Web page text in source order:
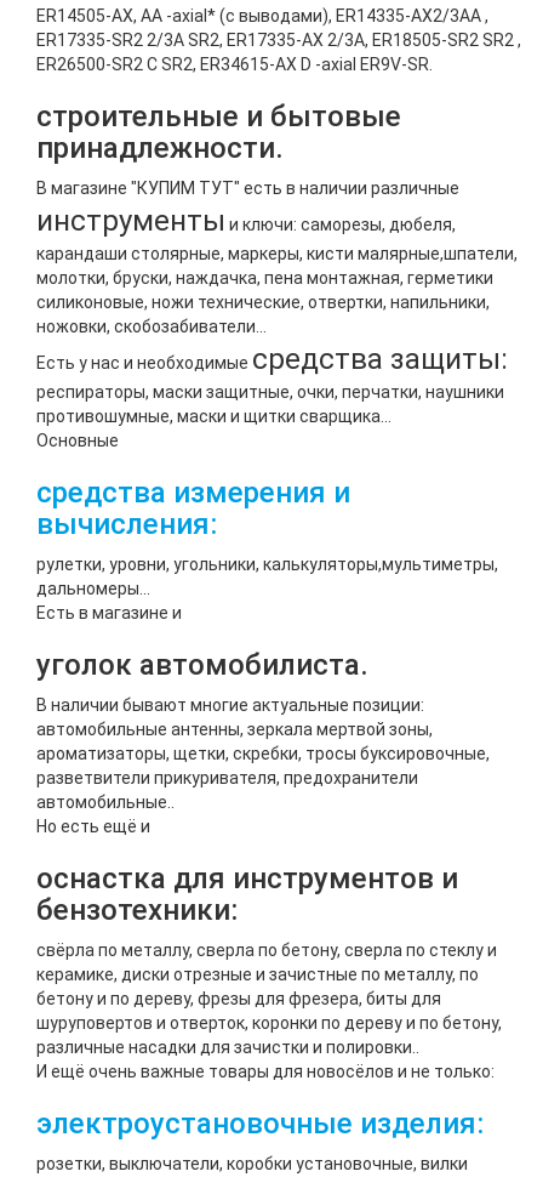
ER14505-AX, AA -axial* (с выводами), ER14335-AX2/3AA ,
ER17335-SR2 2/3A SR2, ER17335-AX 2/3A, ER18505-SR2 SR2 ,
ER26500-SR2 C SR2, ER34615-AX D -axial ER9V-SR.
строительные и бытовые
принадлежности.
В магазине "КУПИМ ТУТ" есть в наличии различные
инструменты и ключи: саморезы, дюбеля,
карандаши столярные, маркеры, кисти малярные,шпатели,
молотки, бруски, наждачка, пена монтажная, герметики
силиконовые, ножи технические, отвертки, напильники,
ножовки, скобозабиватели...
Есть у нас и необходимые средства защиты:
респираторы, маски защитные, очки, перчатки, наушники
противошумные, маски и щитки сварщика...
Основные
средства измерения и
вычисления:
рулетки, уровни, угольники, калькуляторы,мультиметры,
дальномеры...
Есть в магазине и
уголок автомобилиста.
В наличии бывают многие актуальные позиции:
автомобильные антенны, зеркала мертвой зоны,
ароматизаторы, щетки, скребки, тросы буксировочные,
разветвители прикуривателя, предохранители
автомобильные..
Но есть ещё и
оснастка для инструментов и
бензотехники:
свёрла по металлу, сверла по бетону, сверла по стеклу и
керамике, диски отрезные и зачистные по металлу, по
бетону и по дереву, фрезы для фрезера, биты для
шуруповертов и отверток, коронки по дереву и по бетону,
различные насадки для зачистки и полировки..
И ещё очень важные товары для новосёлов и не только:
электроустановочные изделия:
розетки, выключатели, коробки установочные, вилки